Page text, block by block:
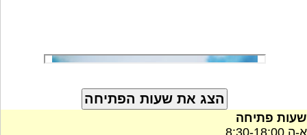
שעות פתיחה
א-ה 8:30-18:00